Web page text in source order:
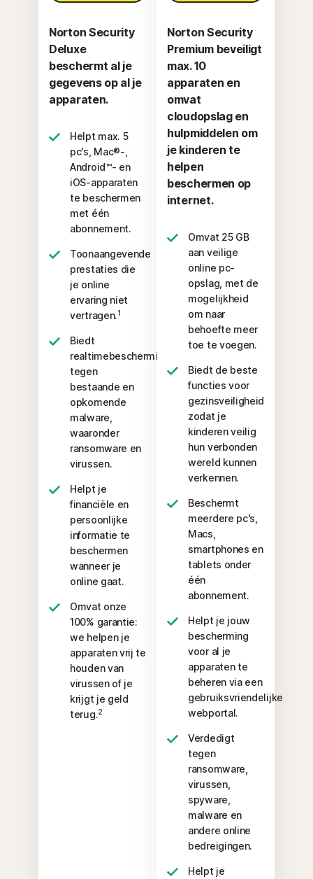
Norton Security
Deluxe
beschermt al je
gegevens op al je
apparaten.
Helpt max. 5
pc's, Mac®-,
Android™- en
iOS-apparaten
te beschermen
met één
abonnement.
Toonaangevende
prestaties die
je online
ervaring niet
vertragen.1
Biedt
realtimebescherming
tegen
bestaande en
opkomende
malware,
waaronder
ransomware en
virussen.
Helpt je
financiële en
persoonlijke
informatie te
beschermen
wanneer je
online gaat.
Omvat onze
100% garantie:
we helpen je
apparaten vrij te
houden van
virussen of je
krijgt je geld
terug.2
Norton Security
Premium beveiligt
max. 10
apparaten en
omvat
cloudopslag en
hulpmiddelen om
je kinderen te
helpen
beschermen op
internet.
Omvat 25 GB
aan veilige
online pc-
opslag, met de
mogelijkheid
om naar
behoefte meer
toe te voegen.
Biedt de beste
functies voor
gezinsveiligheid
zodat je
kinderen veilig
hun verbonden
wereld kunnen
verkennen.
Beschermt
meerdere pc's,
Macs,
smartphones en
tablets onder
één
abonnement.
Helpt je jouw
bescherming
voor al je
apparaten te
beheren via een
gebruiksvriendelijke
webportal.
Verdedigt
tegen
ransomware,
virussen,
spyware,
malware en
andere online
bedreigingen.
Helpt je